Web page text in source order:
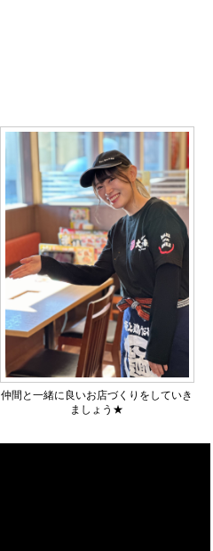
仲間と一緒に良いお店づくりをしていき
ましょう★